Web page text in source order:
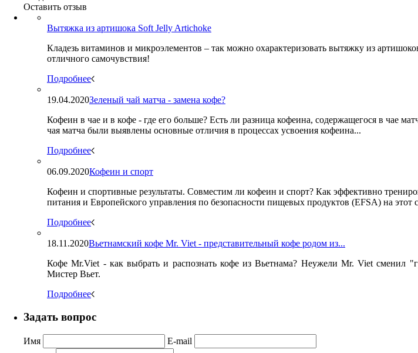
Оставить отзыв
Вытяжка из артишока Soft Jelly Artichoke
Кладезь витаминов и микроэлементов – так можно охарактеризовать вытяжку из
отличного самочувствия!
Подробнее
19.04.2020Зеленый чай матча - замена кофе?
Кофеин в чае и в кофе - где его больше? Есть ли разница кофеина, содержащегося в чае
чая матча были выявлены основные отличия в процессах усвоения кофеина...
Подробнее
06.09.2020Кофеин и спорт
Кофеин и спортивные результаты. Совместим ли кофеин и спорт? Как эффективно
питания и Европейского управления по безопасности пищевых продуктов (EFSA) на этот
Подробнее
18.11.2020Вьетнамский кофе Mr. Viet - представительный кофе родом из...
Кофе Mr.Viet - как выбрать и распознать кофе из Вьетнама? Неужели Mr. Viet сменил
Мистер Вьет.
Подробнее
Задать вопрос
Имя E-mail